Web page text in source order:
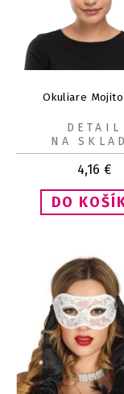
Okuliare
4,16 €
DETAIL
NA